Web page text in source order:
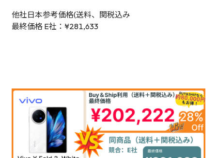
他社日本参考価格(送料、関税込み
最終価格 E社：¥281,633